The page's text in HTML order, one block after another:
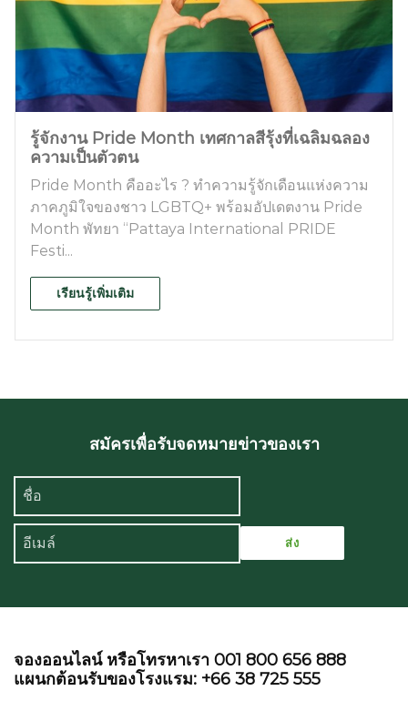
รู้จักงาน Pride Month เทศกาลสีรุ้งที่เฉลิมฉลอง
ความเป็นตัวตน
Pride Month คืออะไร ? ทำความรู้จักเดือนแห่งความ
ภาคภูมิใจของชาว LGBTQ+ พร้อมอัปเดตงาน Pride
Month พัทยา “Pattaya International PRIDE
Festi...
เรียนรู้เพิ่มเติม
สมัครเพื่อรับจดหมายข่าวของเรา
จองออนไลน์ หรือโทรหาเรา 001 800 656 888
แผนกต้อนรับของโรงแรม: +66 38 725 555